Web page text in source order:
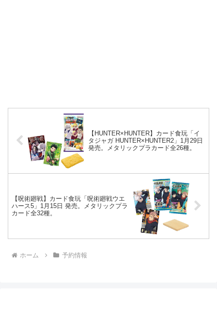
【HUNTER×HUNTER】カード食玩「イ
タジャガ HUNTER×HUNTER2」1月29日
発売。メタリックプラカード全26種。
【呪術廻戦】カード食玩「呪術廻戦ウエ
ハース5」1月15日 発売。メタリックプラ
カード全32種。
ホーム 予約情報